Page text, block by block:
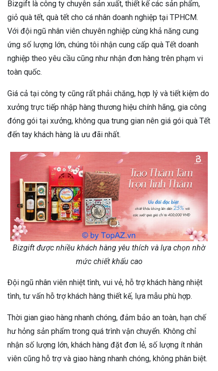
Bizgift là công ty chuyên sản xuất, thiết kế các sản phẩm,
giỏ quà tết, quà tết cho cá nhân doanh nghiệp tại TPHCM.
Với đội ngũ nhân viên chuyên nghiệp cùng khả năng cung
ứng số lượng lớn, chúng tôi nhận cung cấp quà Tết doanh
nghiệp theo yêu cầu cũng như nhận đơn hàng trên phạm vi
toàn quốc.
Giá cả tại công ty cũng rất phải chăng, hợp lý và tiết kiệm do
xưởng trực tiếp nhập hàng thương hiệu chính hãng, gia công
đóng gói tại xưởng, không qua trung gian nên giá gói quà Tết
đến tay khách hàng là ưu đãi nhất.
Bizgift được nhiều khách hàng yêu thích và lựa chọn nhờ
mức chiết khấu cao
Đội ngũ nhân viên nhiệt tình, vui vẻ, hỗ trợ khách hàng nhiệt
tình, tư vấn hỗ trợ khách hàng thiết kế, lựa mẫu phù hợp.
Thời gian giao hàng nhanh chóng, đảm bảo an toàn, hạn chế
hư hỏng sản phẩm trong quá trình vận chuyển. Không chỉ
nhận số lượng lớn, khách hàng đặt đơn lẻ, số lượng ít nhân
viên cũng hỗ trợ và giao hàng nhanh chóng, không phân biệt.